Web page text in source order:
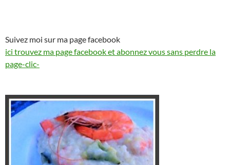
Suivez moi sur ma page facebook
ici trouvez ma page facebook et abonnez vous sans perdre la
page-clic-